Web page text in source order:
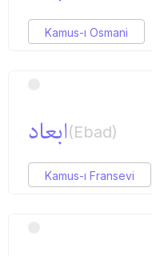
Kamus-ı Osmani
ابعاد(Ebad)
Kamus-ı Fransevi